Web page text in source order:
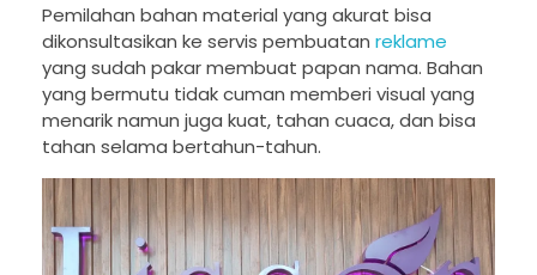
Pemilahan bahan material yang akurat bisa
dikonsultasikan ke servis pembuatan reklame
yang sudah pakar membuat papan nama. Bahan
yang bermutu tidak cuman memberi visual yang
menarik namun juga kuat, tahan cuaca, dan bisa
tahan selama bertahun-tahun.